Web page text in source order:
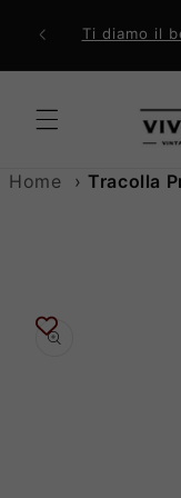
direttamente
ai contenuti
a 99€ Ti diamo il
Home ›Tracolla